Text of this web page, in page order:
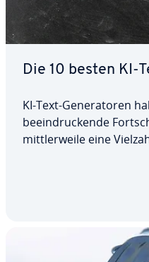
Die 10 besten KI-
KI-Text-Ge­ne­ra­to­ren
be­ein­dru­cken­de
mitt­ler­wei­le eine